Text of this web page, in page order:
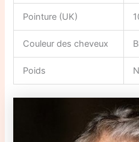
Pointure (UK)
Couleur des cheveux
Poids